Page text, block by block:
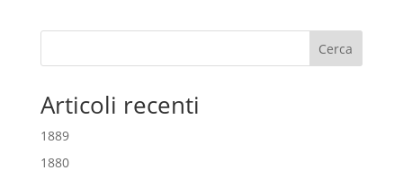
Cerca
Articoli recenti
1889
1880